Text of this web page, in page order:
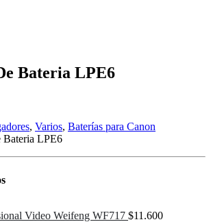
Bateria LPE6
, Varios, Baterías para Canon
LPE6
Video Weifeng WF717 $11.600